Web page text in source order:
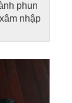
phun
nhập